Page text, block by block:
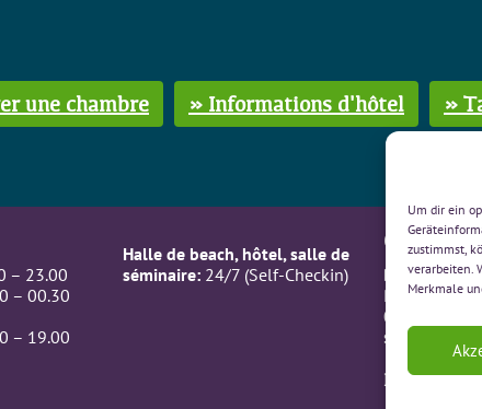
Um dir ein
zustimmst,
verarbeiten.
Merkmale
une chambre » Informations d'hôtel »
– 23.00
– 00.30
– 19.00
Halle de beach, hôtel, salle de
séminaire: 24/7 (Self-Checkin)
CONTACTE
BeachIN
Rämismatte
032 312 00
Ecris-nous